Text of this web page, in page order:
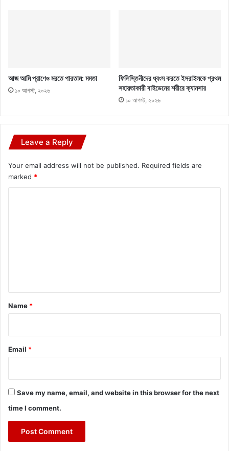
আজ আমি প্রাণেও মরতে পারতাম: মমতা
১০ আগস্ট, ২০২৬
ফিলিস্তিনীদের ধ্বংস করতে ইসরাইলকে প্রথম
সহায়তাকারী বাইডেনের শরীরে ক্যানসার
১০ আগস্ট, ২০২৬
Leave a Reply
Your email address will not be published. Required fields are
marked *
*
Name *
Email *
Save my name, email, and website in this browser for the next
time I comment.